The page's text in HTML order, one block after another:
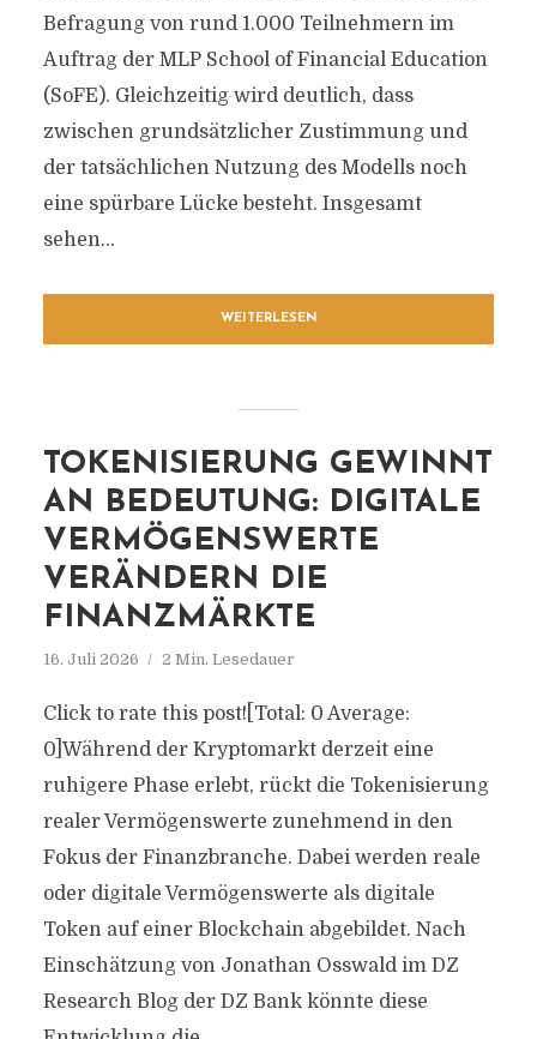
Befragung von rund 1.000 Teilnehmern im
Auftrag der MLP School of Financial Education
(SoFE). Gleichzeitig wird deutlich, dass
zwischen grundsätzlicher Zustimmung und
der tatsächlichen Nutzung des Modells noch
eine spürbare Lücke besteht. Insgesamt
sehen...
WEITERLESEN
TOKENISIERUNG GEWINNT
AN BEDEUTUNG: DIGITALE
VERMÖGENSWERTE
VERÄNDERN DIE
FINANZMÄRKTE
16. Juli 2026 2 Min. Lesedauer
Click to rate this post![Total: 0 Average:
0]Während der Kryptomarkt derzeit eine
ruhigere Phase erlebt, rückt die Tokenisierung
realer Vermögenswerte zunehmend in den
Fokus der Finanzbranche. Dabei werden reale
oder digitale Vermögenswerte als digitale
Token auf einer Blockchain abgebildet. Nach
Einschätzung von Jonathan Osswald im DZ
Research Blog der DZ Bank könnte diese